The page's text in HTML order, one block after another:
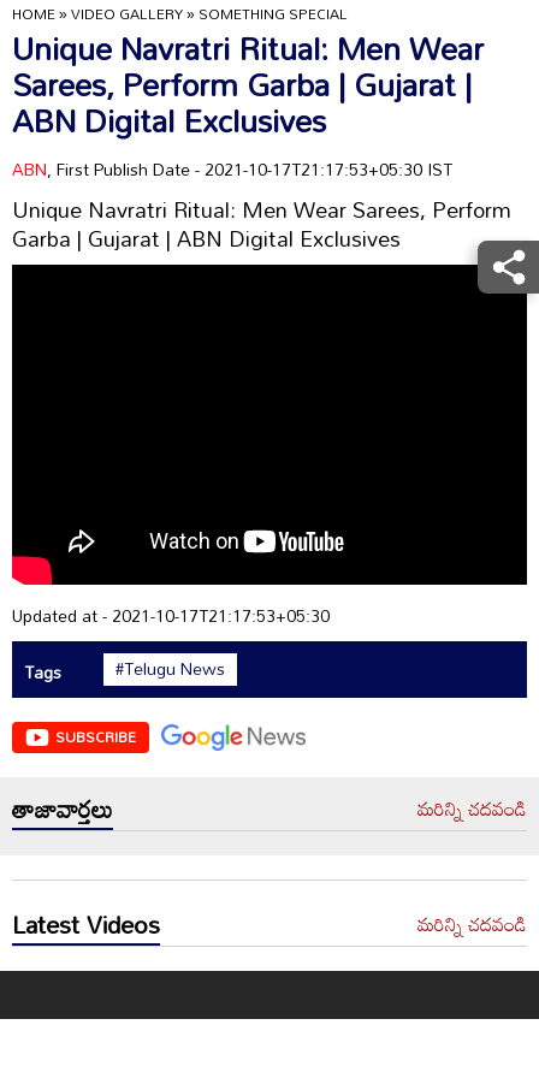
HOME»VIDEO GALLERY»SOMETHING SPECIAL
Unique Navratri Ritual: Men Wear
Sarees, Perform Garba | Gujarat |
ABN Digital Exclusives
ABN, First Publish Date - 2021-10-17T21:17:53+05:30 IST
Unique Navratri Ritual: Men Wear Sarees, Perform
Garba | Gujarat | ABN Digital Exclusives
Updated at - 2021-10-17T21:17:53+05:30
Tags
#Telugu News
SUBSCRIBE
తాజావార్తలు మరిన్ని చదవండి
Latest Videos మరిన్ని చదవండి